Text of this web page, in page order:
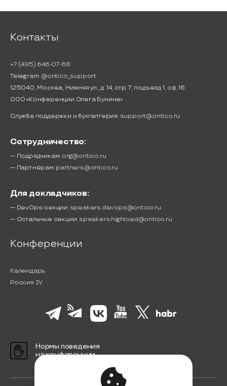
Контакты
+7 (495) 646-07-68
Telegram: @ontico_support
125040, Москва, Нижняя ул., д. 14, стр. 7, подъезд 1, оф. 16
ООО «Конференции Олега Бунина»
Служба поддержки и бухгалтерия: support@ontico.ru
Сотрудничество:
— Подрядчикам: org@ontico.ru
— Партнёрам: partners@ontico.ru
Для докладчиков:
— DevOps-секции: speakers.devops@ontico.ru
— Остальные секции: speakers.highload@ontico.ru
Конференции
Календарь
Россия IV
Нормы поведения
на конференции